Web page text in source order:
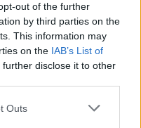
out of the further
by third parties on the
This information may
on the IAB’s List of
further disclose it to other
Outs
Charme.
und ungewöhnliche
süße Düfte
variieren die
Einige Regionen
während andere zu